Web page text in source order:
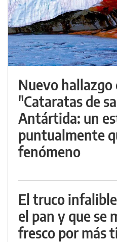
Nuevo hallazgo
"Cataratas de
Antártida: un
puntualmente
fenómeno
El truco
el pan y que se
fresco por más